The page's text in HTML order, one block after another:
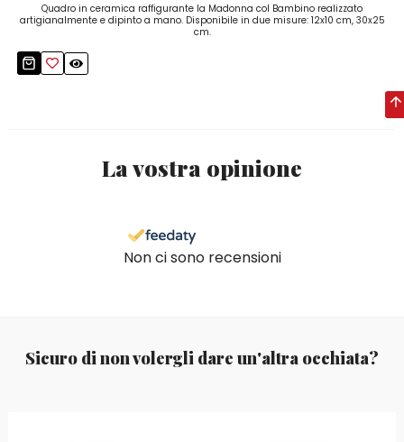
Quadro in ceramica raffigurante la Madonna col Bambino realizzato
artigianalmente e dipinto a mano. Disponibile in due misure: 12x10 cm, 30x25
cm.
La vostra opinione
Non ci sono recensioni
Sicuro di non volergli dare un'altra occhiata?